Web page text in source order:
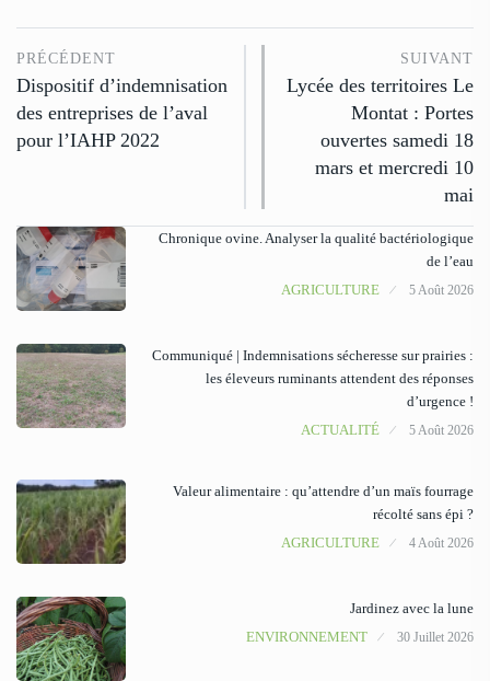
PRÉCÉDENT
Dispositif d’indemnisation
des entreprises de l’aval
pour l’IAHP 2022
SUIVANT
Lycée des territoires Le
Montat : Portes
ouvertes samedi 18
mars et mercredi 10
mai
Chronique ovine. Analyser la qualité bactériologique
de l’eau
AGRICULTURE
5 Août 2026
Communiqué | Indemnisations sécheresse sur prairies :
les éleveurs ruminants attendent des réponses
d’urgence !
ACTUALITÉ
5 Août 2026
Valeur alimentaire : qu’attendre d’un maïs fourrage
récolté sans épi ?
AGRICULTURE
4 Août 2026
Jardinez avec la lune
ENVIRONNEMENT
30 Juillet 2026